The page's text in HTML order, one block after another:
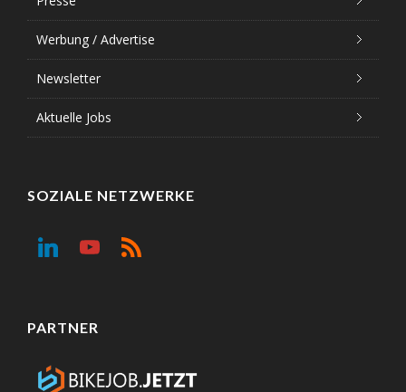
Werbung / Advertise
Newsletter
Aktuelle Jobs
SOZIALE NETZWERKE
PARTNER